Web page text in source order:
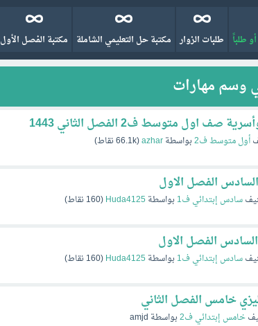
طلباً طلبات الزوار مكتبة حل التعليمي الشاملة مكتبة الفصل الأول
وسم مهارات
اول متوسط ف2 الفصل الثاني 1443
أول متوسط ف2 بواسطةazhar
(
66.1kنقاط)
الفصل الاول
سادس إبتدائي ف1 بواسطة Huda4125
(
160نقاط)
الفصل الاول
سادس إبتدائي ف1 بواسطة Huda4125
(
160نقاط)
خامس الفصل الثاني
خامس إبتدائي ف2 بواسطة amjd